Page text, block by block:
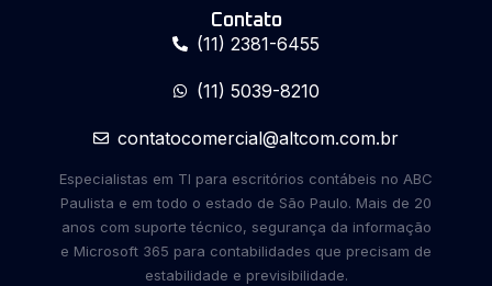
Contato
(11) 2381-6455
(11) 5039-8210
contatocomercial@altcom.com.br
Especialistas em TI para escritórios contábeis no ABC
Paulista e em todo o estado de São Paulo. Mais de 20
anos com suporte técnico, segurança da informação
e Microsoft 365 para contabilidades que precisam de
estabilidade e previsibilidade.